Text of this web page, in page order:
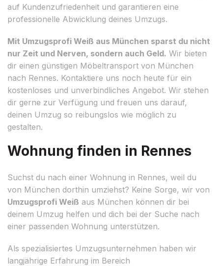
auf Kundenzufriedenheit und garantieren eine
professionelle Abwicklung deines Umzugs.
Mit Umzugsprofi Weiß aus München sparst du nicht
nur Zeit und Nerven, sondern auch Geld. Wir bieten
dir einen günstigen Möbeltransport von München
nach Rennes. Kontaktiere uns noch heute für ein
kostenloses und unverbindliches Angebot. Wir stehen
dir gerne zur Verfügung und freuen uns darauf,
deinen Umzug so reibungslos wie möglich zu
gestalten.
Wohnung finden in Rennes
Suchst du nach einer Wohnung in Rennes, weil du
von München dorthin umziehst? Keine Sorge, wir von
Umzugsprofi Weiß aus München können dir bei
deinem Umzug helfen und dich bei der Suche nach
einer passenden Wohnung unterstützen.
Als spezialisiertes Umzugsunternehmen haben wir
langjährige Erfahrung im Bereich